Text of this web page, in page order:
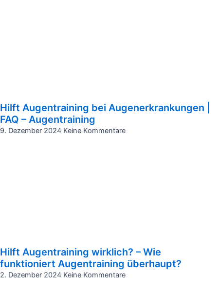
Hilft Augentraining bei Augenerkrankungen |
FAQ – Augentraining
9. Dezember 2024 Keine Kommentare
Hilft Augentraining wirklich? – Wie
funktioniert Augentraining überhaupt?
2. Dezember 2024 Keine Kommentare